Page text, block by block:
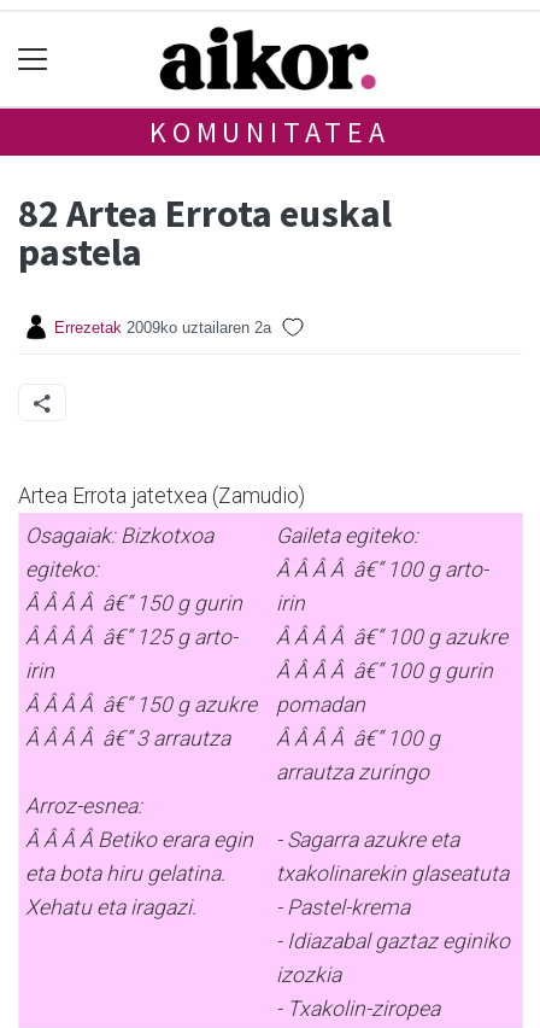
KOMUNITATEA
82 Artea Errota euskal
pastela
Errezetak 2009ko uztailaren 2a
Artea Errota jatetxea (Zamudio)
Osagaiak: Bizkotxoa
egiteko:
Â Â Â Â â€“ 150 g gurin
Â Â Â Â â€“ 125 g arto-
irin
Â Â Â Â â€“ 150 g azukre
Â Â Â Â â€“ 3 arrautza
Arroz-esnea:
Â Â Â Â Betiko erara egin
eta bota hiru gelatina.
Xehatu eta iragazi.
Gaileta egiteko:
Â Â Â Â â€“ 100 g arto-
irin
Â Â Â Â â€“ 100 g azukre
Â Â Â Â â€“ 100 g gurin
pomadan
Â Â Â Â â€“ 100 g
arrautza zuringo
- Sagarra azukre eta
txakolinarekin glaseatuta
- Pastel-krema
- Idiazabal gaztaz eginiko
izozkia
- Txakolin-ziropea